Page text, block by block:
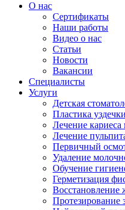
О нас
Сертификаты
Наши работы
Видео о нас
Статьи
Новости
Вакансии
Специалисты
Услуги
Детская
Пластика
Лечение кариеса
Лечение
Первичный
Удаление
Обучение
Герметизация
Восстановление
Протезирование